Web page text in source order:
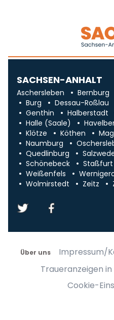
SACHSEN-ANHALT
Aschersleben Bernburg
Burg
Dessau-Roßlau
Genthin
Halberstadt
Halle (Saale)
Klötze
Köthen
Naumburg
Quedlinburg
Schönebeck
Staßfurt
Weißenfels
Wolmirstedt
Zeitz
Über uns Impressum/
Traueranzeigen
Cookie-